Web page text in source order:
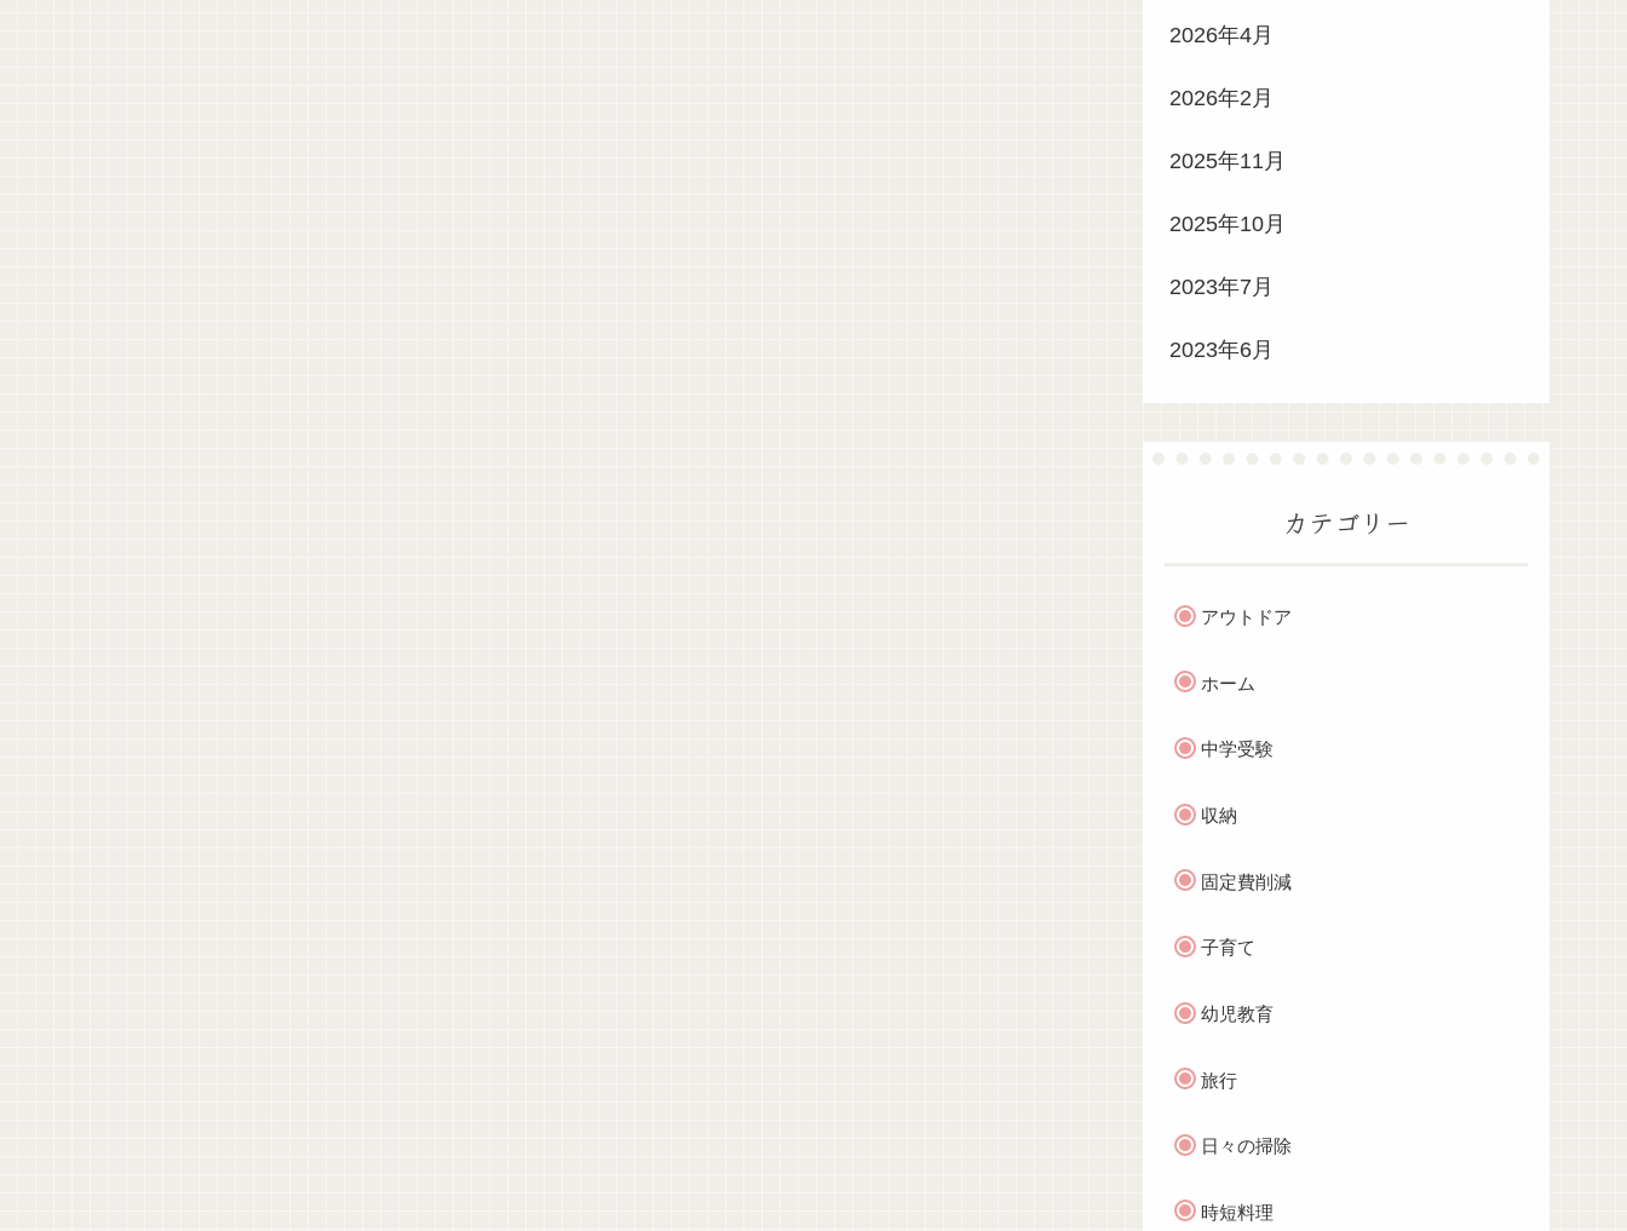
2026年4月
2026年2月
2025年11月
2025年10月
2023年7月
2023年6月
カテゴリー
アウトドア
ホーム
中学受験
収納
固定費削減
子育て
幼児教育
旅行
日々の掃除
時短料理